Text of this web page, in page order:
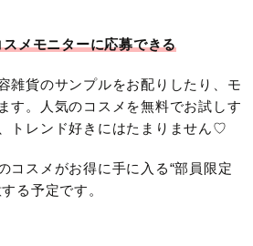
メモニターに応募できる
雑貨のサンプルをお配りしたり、モ
す。人気のコスメを無料でお試しす
トレンド好きにはたまりません♡
コスメがお得に手に入る“部員限定
る予定です。